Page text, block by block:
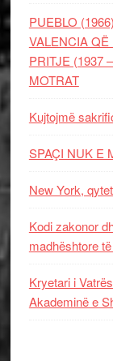
PUEBLO
VALENCIA
PRITJE (1937
MOTRAT
Kujtojmë
SPAÇI NUK E
New York,
Kodi zakonor
madhështore
Kryetari i
Akademinë e